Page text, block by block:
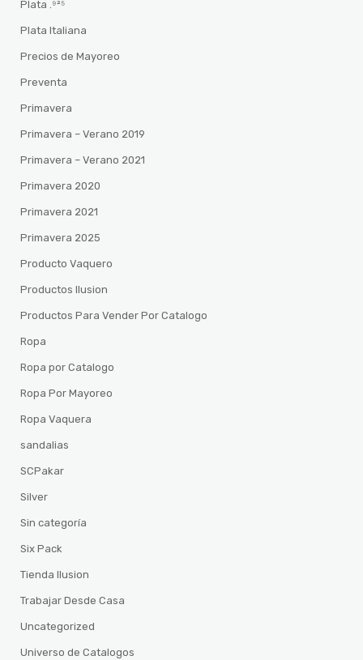
Plata .⁹²⁵
Plata Italiana
Precios de Mayoreo
Preventa
Primavera
Primavera – Verano 2019
Primavera – Verano 2021
Primavera 2020
Primavera 2021
Primavera 2025
Producto Vaquero
Productos Ilusion
Productos Para Vender Por Catalogo
Ropa
Ropa por Catalogo
Ropa Por Mayoreo
Ropa Vaquera
sandalias
SCPakar
Silver
Sin categoría
Six Pack
Tienda Ilusion
Trabajar Desde Casa
Uncategorized
Universo de Catalogos